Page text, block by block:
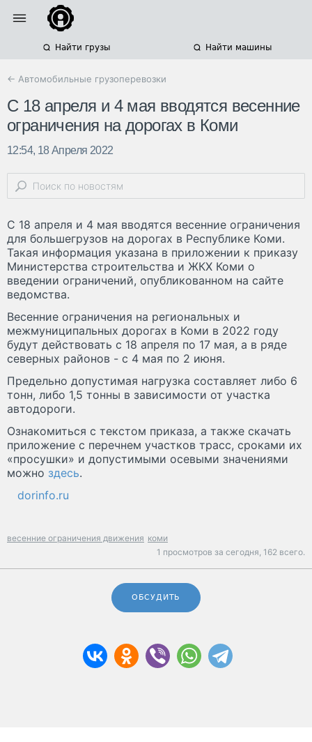
Найти грузы Найти машины
← Автомобильные грузоперевозки
С 18 апреля и 4 мая вводятся весенние
ограничения на дорогах в Коми
12:54, 18 Апреля 2022
С 18 апреля и 4 мая вводятся весенние ограничения
для большегрузов на дорогах в Республике Коми.
Такая информация указана в приложении к приказу
Министерства строительства и ЖКХ Коми о
введении ограничений, опубликованном на сайте
ведомства.
Весенние ограничения на региональных и
межмуниципальных дорогах в Коми в 2022 году
будут действовать с 18 апреля по 17 мая, а в ряде
северных районов - с 4 мая по 2 июня.
Предельно допустимая нагрузка составляет либо 6
тонн, либо 1,5 тонны в зависимости от участка
автодороги.
Ознакомиться с текстом приказа, а также скачать
приложение с перечнем участков трасс, сроками их
«просушки» и допустимыми осевыми значениями
можно здесь.
dorinfo.ru
весенние ограничения движения коми
1 просмотров за сегодня, 162 всего.
ОБСУДИТЬ